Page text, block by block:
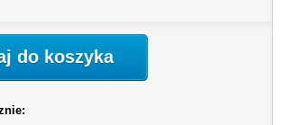
do koszyka